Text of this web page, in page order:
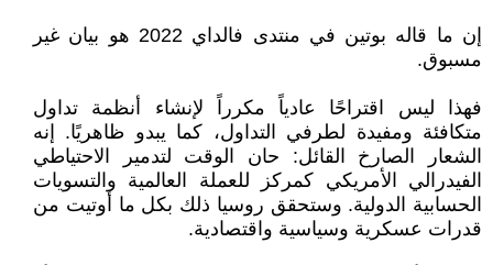
إن ما قاله بوتين في منتدى فالداي 2022 هو بيان غير
مسبوق.
فهذا ليس اقتراحًا عادياً مكرراً لإنشاء أنظمة تداول
متكافئة ومفيدة لطرفي التداول، كما يبدو ظاهريًا. إنه
الشعار الصارخ القائل: حان الوقت لتدمير الاحتياطي
الفيدرالي الأمريكي كمركز للعملة العالمية والتسويات
الحسابية الدولية. وستحقق روسيا ذلك بكل ما أوتيت من
قدرات عسكرية وسياسية واقتصادية.